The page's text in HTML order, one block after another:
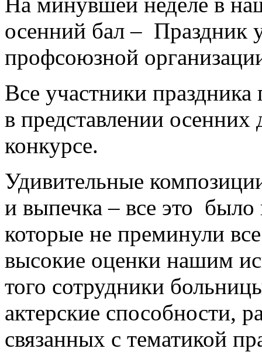
осенний бал – Праздник
профсоюзной
Все участники
в представлении осенних
конкурсе.
Удивительные
и выпечка – все это было
которые не преминули
высокие оценки нашим
того сотрудники
актерские способности,
связанных с тематикой